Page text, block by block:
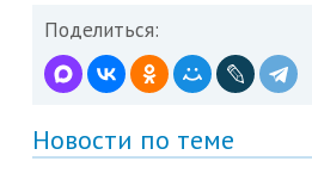
Поделиться:
Новости по теме